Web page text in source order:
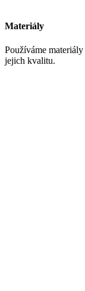
Materiály
Používáme
jejich kvalitu.